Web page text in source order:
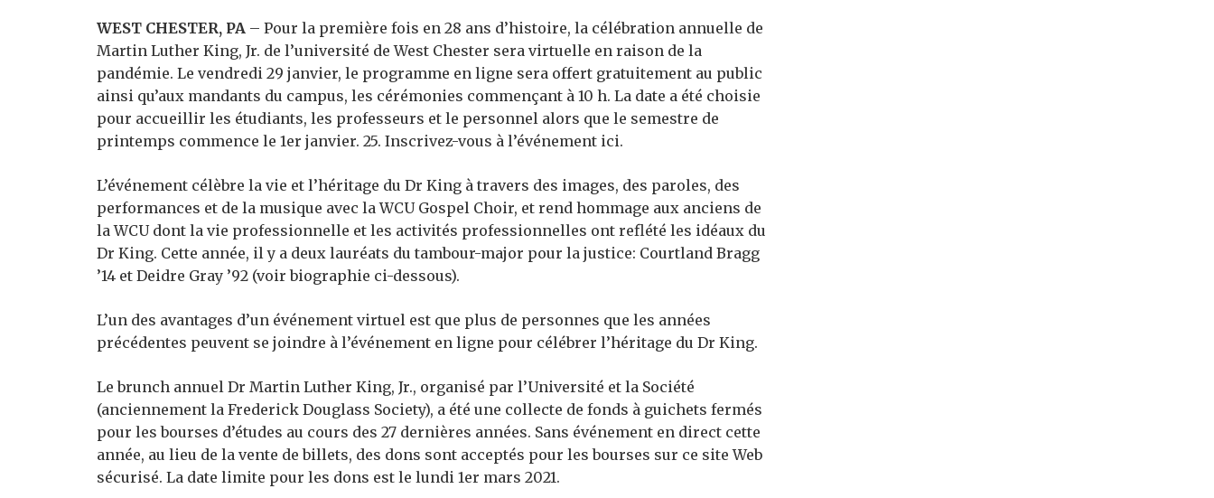
WEST CHESTER, PA – Pour la première fois en 28 ans d’histoire, la célébration annuelle de
Martin Luther King, Jr. de l’université de West Chester sera virtuelle en raison de la
pandémie. Le vendredi 29 janvier, le programme en ligne sera offert gratuitement au public
ainsi qu’aux mandants du campus, les cérémonies commençant à 10 h. La date a été choisie
pour accueillir les étudiants, les professeurs et le personnel alors que le semestre de
printemps commence le 1er janvier. 25. Inscrivez-vous à l’événement ici.
L’événement célèbre la vie et l’héritage du Dr King à travers des images, des paroles, des
performances et de la musique avec la WCU Gospel Choir, et rend hommage aux anciens de
la WCU dont la vie professionnelle et les activités professionnelles ont reflété les idéaux du
Dr King. Cette année, il y a deux lauréats du tambour-major pour la justice: Courtland Bragg
’14 et Deidre Gray ’92 (voir biographie ci-dessous).
L’un des avantages d’un événement virtuel est que plus de personnes que les années
précédentes peuvent se joindre à l’événement en ligne pour célébrer l’héritage du Dr King.
Le brunch annuel Dr Martin Luther King, Jr., organisé par l’Université et la Société
(anciennement la Frederick Douglass Society), a été une collecte de fonds à guichets fermés
pour les bourses d’études au cours des 27 dernières années. Sans événement en direct cette
année, au lieu de la vente de billets, des dons sont acceptés pour les bourses sur ce site Web
sécurisé. La date limite pour les dons est le lundi 1er mars 2021.